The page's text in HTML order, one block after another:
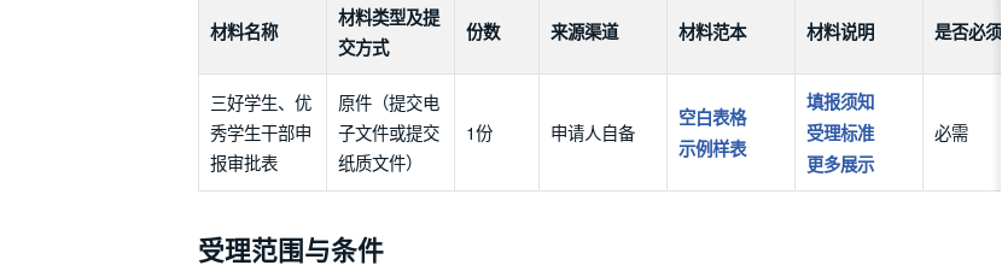
材料名称
材料类型及提
交方式
份数 来源渠道 材料范本 材料说明 是否必须
三好学生、优
秀学生干部申
报审批表
原件（提交电
子文件或提交
纸质文件）
1份 申请人自备
空白表格
示例样表
填报须知
受理标准
更多展示
必需
受理范围与条件